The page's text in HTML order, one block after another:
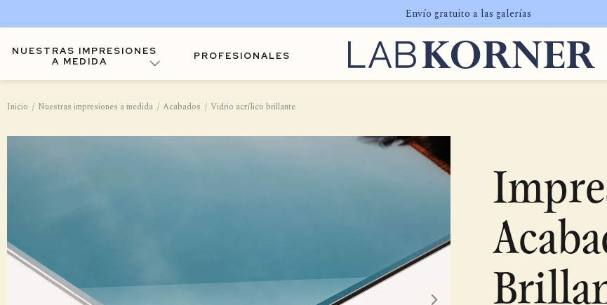
Envío gratuito a las galerías
NUESTRAS IMPRESIONES
A MEDIDA
PROFESIONALES
Inicio Nuestras impresiones a medida Acabados Vidrio acrílico brillante